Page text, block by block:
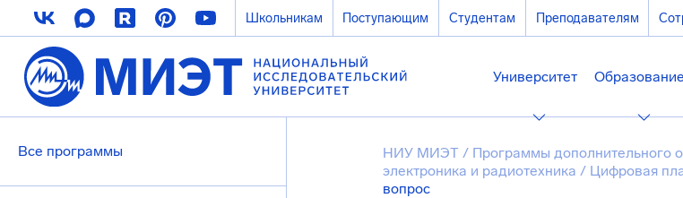
Школьникам Поступающим Студентам Преподавателям
Университет Образование
Все программы НИУ МИЭТ / Программы дополнительного
электроника и радиотехника / Цифровая
вопрос